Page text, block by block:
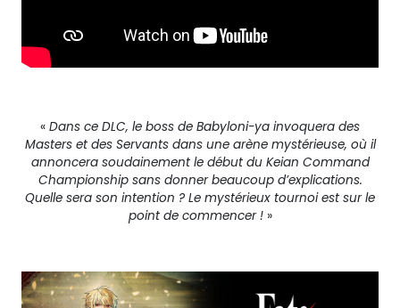
« Dans ce DLC, le boss de Babyloni-ya invoquera des
Masters et des Servants dans une arène mystérieuse, où il
annoncera soudainement le début du Keian Command
Championship sans donner beaucoup d’explications.
Quelle sera son intention ? Le mystérieux tournoi est sur le
point de commencer !»